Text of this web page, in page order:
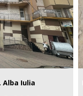
Alba Iulia